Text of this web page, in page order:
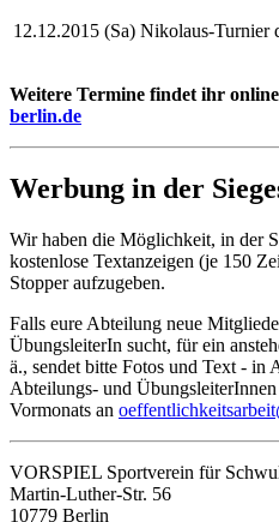
12.12.2015 (Sa) Nikolaus-Turnier
Weitere Termine findet ihr
berlin.de
Werbung in der
Wir haben die Möglichkeit, in der
kostenlose Textanzeigen (je 150
Stopper aufzugeben.
Falls eure Abteilung neue
ÜbungsleiterIn sucht, für ein
ä., sendet bitte Fotos und Text ‑ in
Abteilungs- und ÜbungsleiterInnen
Vormonats an
VORSPIEL Sportverein für
Martin-Luther-Str. 56
10779 Berlin